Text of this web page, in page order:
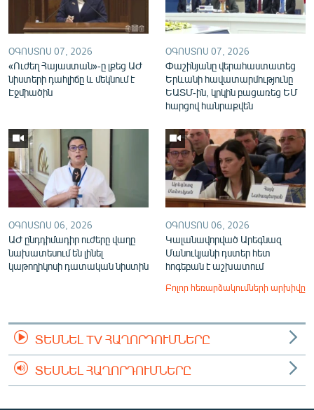
ՕԳՈՍՏՈՍ 07, 2026
«Ուժեղ Հայաստան»-ը լքեց ԱԺ
նիստերի դահլիճը և մեկնում է
Էջմիածին
ՕԳՈՍՏՈՍ 07, 2026
Փաշինյանը վերահաստատեց
Երևանի հավատարմությունը
ԵԱՏՄ-ին, կրկին բացառեց ԵՄ
հարցով հանրաքվեն
ՕԳՈՍՏՈՍ 06, 2026
ԱԺ ընդդիմադիր ուժերը վաղը
նախատեսում են լինել
կաթողիկոսի դատական նիստին
ՕԳՈՍՏՈՍ 06, 2026
Կալանավորված Արեգնազ
Մանուկյանի դստեր հետ
հոգեբան է աշխատում
Բոլոր հեռարձակումների արխիվը
ՏԵՍՆԵԼ TV ՀԱՂՈՐԴՈՒՄՆԵՐԸ
ՏԵՍՆԵԼ ՀԱՂՈՐԴՈՒՄՆԵՐԸ